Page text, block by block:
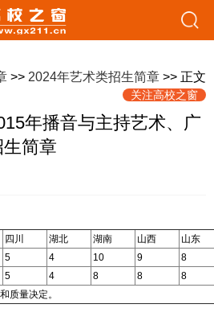
>> 2024年艺术类招生简章 >> 正文
关注高校之窗
年播音与主持艺术、广
简章
四川 湖北 湖南 山西
山东
5 4 10 9
8
5 4 8 8
8
质量决定。